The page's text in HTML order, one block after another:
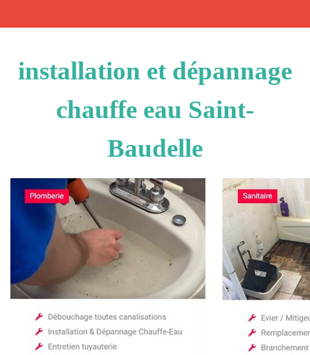
installation et dépannage
chauffe eau Saint-
Baudelle